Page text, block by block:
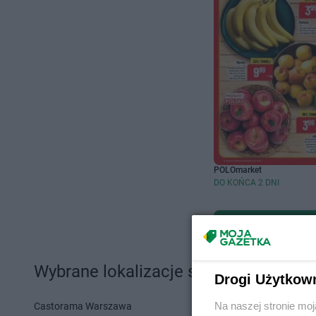
POLOmarket
DO KOŃCA 2 DNI
Wybrane lokalizacje sklepów i sieci
Castorama Warszawa Action
Drogi
Na naszej stronie